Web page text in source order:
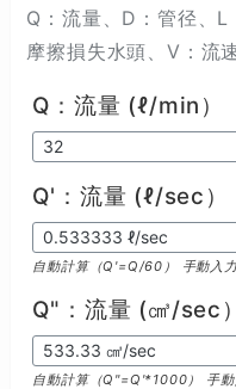
Q：流量、D：管径、L
摩擦損失水頭、V：流
Q：流量 (ℓ/min）
Q'：流量 (ℓ/sec）
自動計算（Q'=Q/60） 手動入
Q"：流量 (㎤/sec）
自動計算（Q"=Q'*1000） 手動